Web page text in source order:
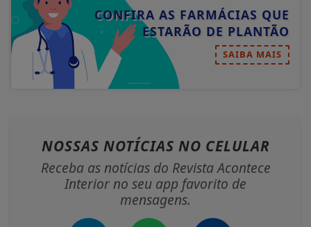
CONFIRA AS FARMÁCIAS QUE
ESTARÃO DE PLANTÃO
SAIBA MAIS
NOSSAS NOTÍCIAS NO CELULAR
Receba as notícias do Revista Acontece
Interior no seu app favorito de
mensagens.